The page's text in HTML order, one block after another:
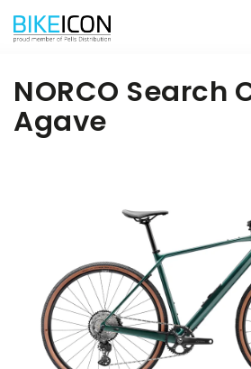
NORCO Search
Agave